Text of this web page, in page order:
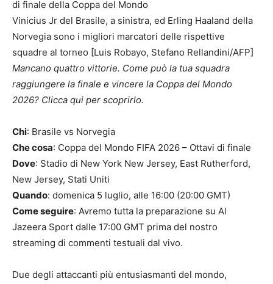
Vinicius Jr del Brasile, a sinistra, ed Erling Haaland della
Norvegia sono i migliori marcatori delle rispettive
squadre al torneo [Luis Robayo, Stefano Rellandini/AFP]
Mancano quattro vittorie. Come può la tua squadra
raggiungere la finale e vincere la Coppa del Mondo
2026? Clicca qui per scoprirlo.
Chi: Brasile vs Norvegia
Che cosa: Coppa del Mondo FIFA 2026 – Ottavi di finale
Dove: Stadio di New York New Jersey, East Rutherford,
New Jersey, Stati Uniti
Quando: domenica 5 luglio, alle 16:00 (20:00 GMT)
Come seguire: Avremo tutta la preparazione su Al
Jazeera Sport dalle 17:00 GMT prima del nostro
streaming di commenti testuali dal vivo.
Due degli attaccanti più entusiasmanti del mondo,